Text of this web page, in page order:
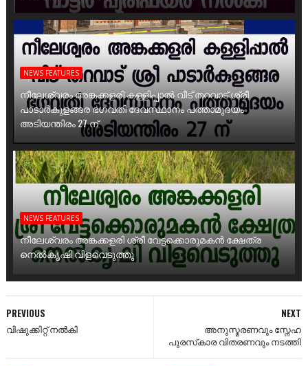
NEWS FEATURES
നീലേശ്വരം അങ്കക്കളരി കള്ളിപ്പാൽ വീട് തറവാട് ശ്രീ
പാടാർകുളങ്ങര ഭഗവതി ദേവസ്ഥാനം പത്താമുദയം
അടിയന്തിരം 27 ന്
NEWS FEATURES
നീലേശ്വരം അങ്കക്കളരി ശ്രീ വേട്ടക്കൊരുമകൻ ക്ഷേത്ര
നെൽകൃഷി വിളവെടുത്തു
NEXT
അനുസ്മരണവും സ്നേഹ
പുരസ്‌കാര വിതരണവും നടത്തി
PREVIOUS
വിഷുക്കിറ്റ് നൽകി